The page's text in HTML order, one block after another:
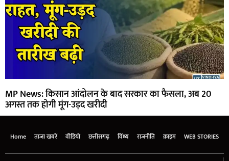
MP News: किसान आंदोलन के बाद सरकार का फैसला, अब 20
अगस्त तक होगी मूंग-उड़द खरीदी
Home ताजा खबरें वीडियो छत्तीसगढ़ विंध्य राजनीति क्राइम WEB STORIES